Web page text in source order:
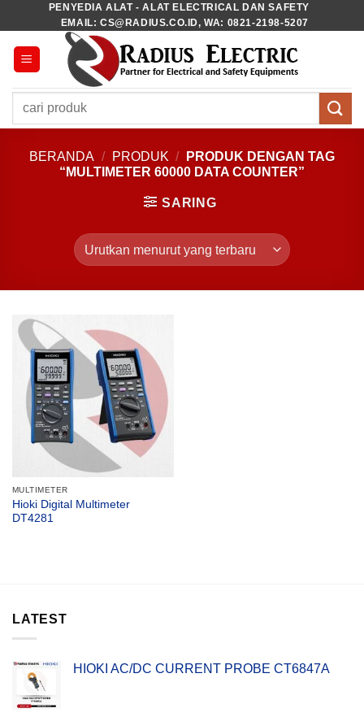
to
content
PENYEDIA ALAT - ALAT ELECTRICAL DAN SAFETY
EMAIL: CS@RADIUS.CO.ID, WA: 0821-2198-5207
Pencarian
BERANDA / PRODUK /
PRODUK DENGAN TAG
“MULTIMETER 60000 DATA COUNTER”
SARING
MULTIMETER
Hioki Digital Multimeter
DT4281
LATEST
HIOKI AC/DC CURRENT PROBE CT6847A